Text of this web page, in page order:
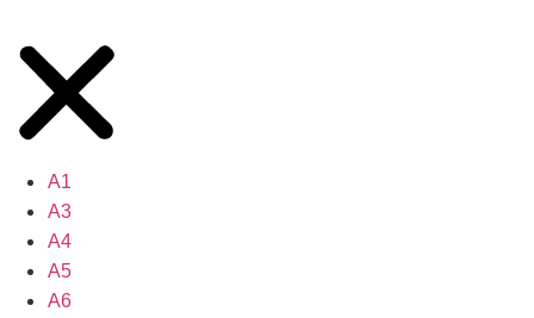
A1
A3
A4
A5
A6